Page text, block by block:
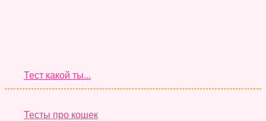
Тест какой ты...
Тесты про кошек